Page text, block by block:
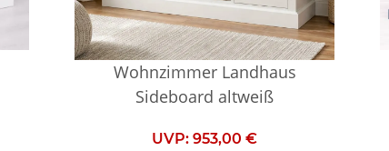
Wohnzimmer Landhaus
Sideboard altweiß
UVP: 953,00 €